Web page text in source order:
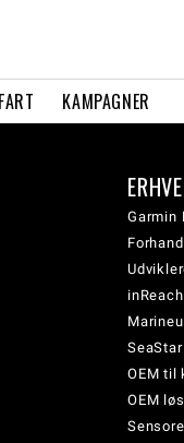
KAMPAGNER
Garmin
OEM til
OEM